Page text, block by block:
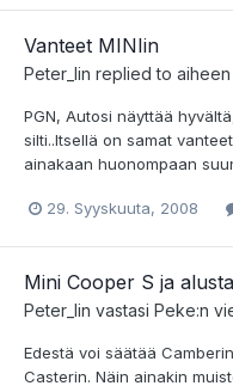
Vanteet MINIin
Peter_lin replied to
PGN, Autosi näyttää
silti..Itsellä on samat
ainakaan huonompaan
29. Syyskuuta, 2008
Mini Cooper S ja
Peter_lin vastasi Peke:n
Edestä voi säätää
Casterin. Näin ainakin